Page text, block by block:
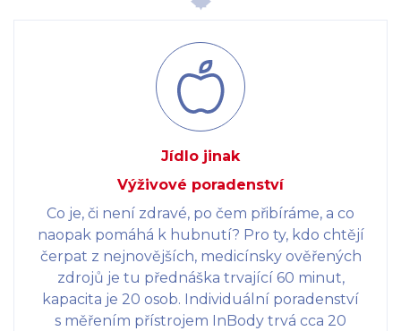
Jídlo jinak
Výživové poradenství
Co je, či není zdravé, po čem přibíráme, a co
naopak pomáhá k hubnutí? Pro ty, kdo chtějí
čerpat z nejnovějších, medicínsky ověřených
zdrojů je tu přednáška trvající 60 minut,
kapacita je 20 osob. Individuální poradenství
s měřením přístrojem InBody trvá cca 20